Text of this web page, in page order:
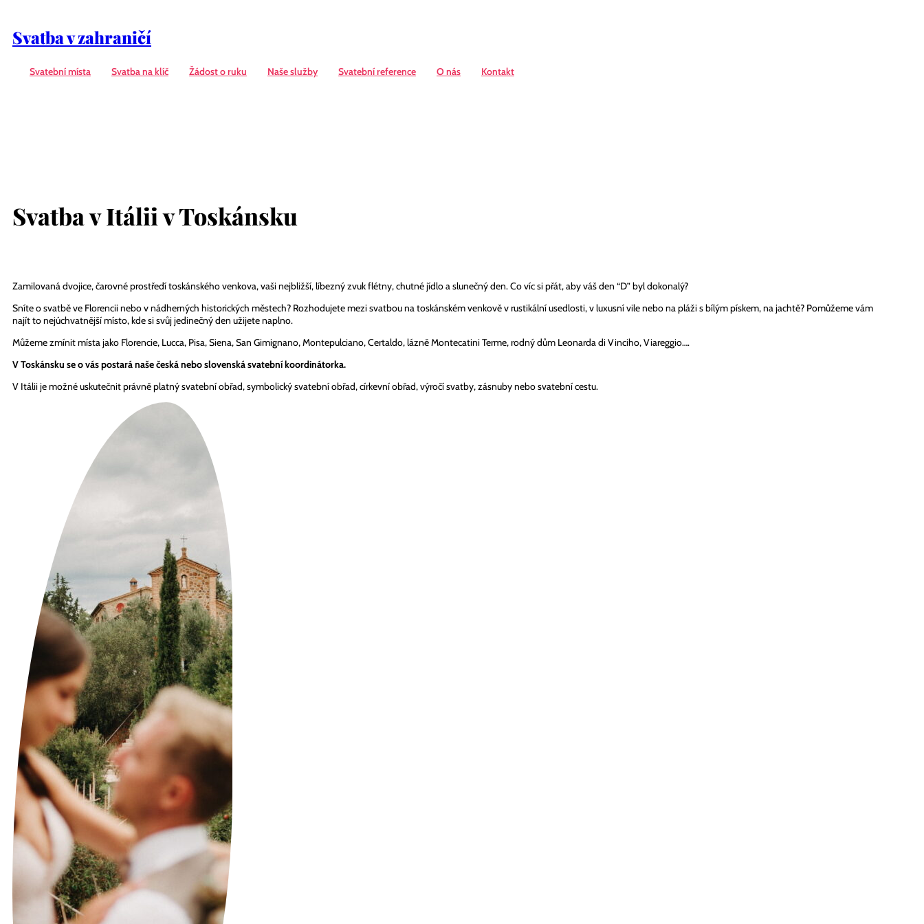
Svatba v zahraničí
Svatební místa Svatba na klíč Žádost o ruku Naše služby Svatební reference O nás Kontakt
Svatba v Itálii v Toskánsku
Zamilovaná dvojice, čarovné prostředí toskánského venkova, vaši nejbližší, líbezný zvuk flétny, chutné jídlo a slunečný den. Co víc si přát, aby váš den “D” byl dokonalý?
Sníte o svatbě ve Florencii nebo v nádherných historických městech? Rozhodujete mezi svatbou na toskánském venkově v rustikální usedlosti, v luxusní vile nebo na pláži s bílým pískem, na jachtě? Pomůžeme vám
najít to nejúchvatnější místo, kde si svůj jedinečný den užijete naplno.
Můžeme zmínit místa jako Florencie, Lucca, Pisa, Siena, San Gimignano, Montepulciano, Certaldo, lázně Montecatini Terme, rodný dům Leonarda di Vinciho, Viareggio….
V Toskánsku se o vás postará naše česká nebo slovenská svatební koordinátorka.
V Itálii je možné uskutečnit právně platný svatební obřad, symbolický svatební obřad, církevní obřad, výročí svatby, zásnuby nebo svatební cestu.